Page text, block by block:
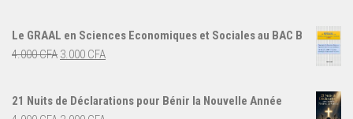
initial
était :
actuel
Le GRAAL en Sciences Economiques et Sociales au BAC B
4.000CFA Le
3.000 CFALe
21 Nuits de Déclarations pour Bénir la Nouvelle Année